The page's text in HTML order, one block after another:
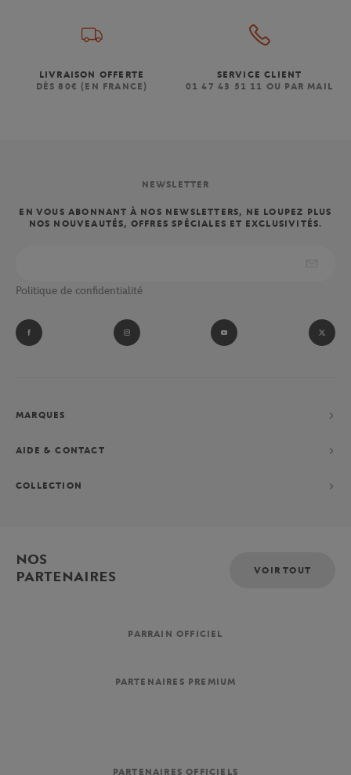
LIVRAISON OFFERTE
DÈS 80€ (EN FRANCE)
SERVICE CLIENT
01 47 43 51 11 OU PAR MAIL
NEWSLETTER
EN VOUS ABONNANT À NOS NEWSLETTERS, NE LOUPEZ PLUS
NOS NOUVEAUTÉS, OFFRES SPÉCIALES ET EXCLUSIVITÉS.
Politique de confidentialité
MARQUES
AIDE & CONTACT
COLLECTION
NOS
PARTENAIRES
VOIR TOUT
PARRAIN OFFICIEL